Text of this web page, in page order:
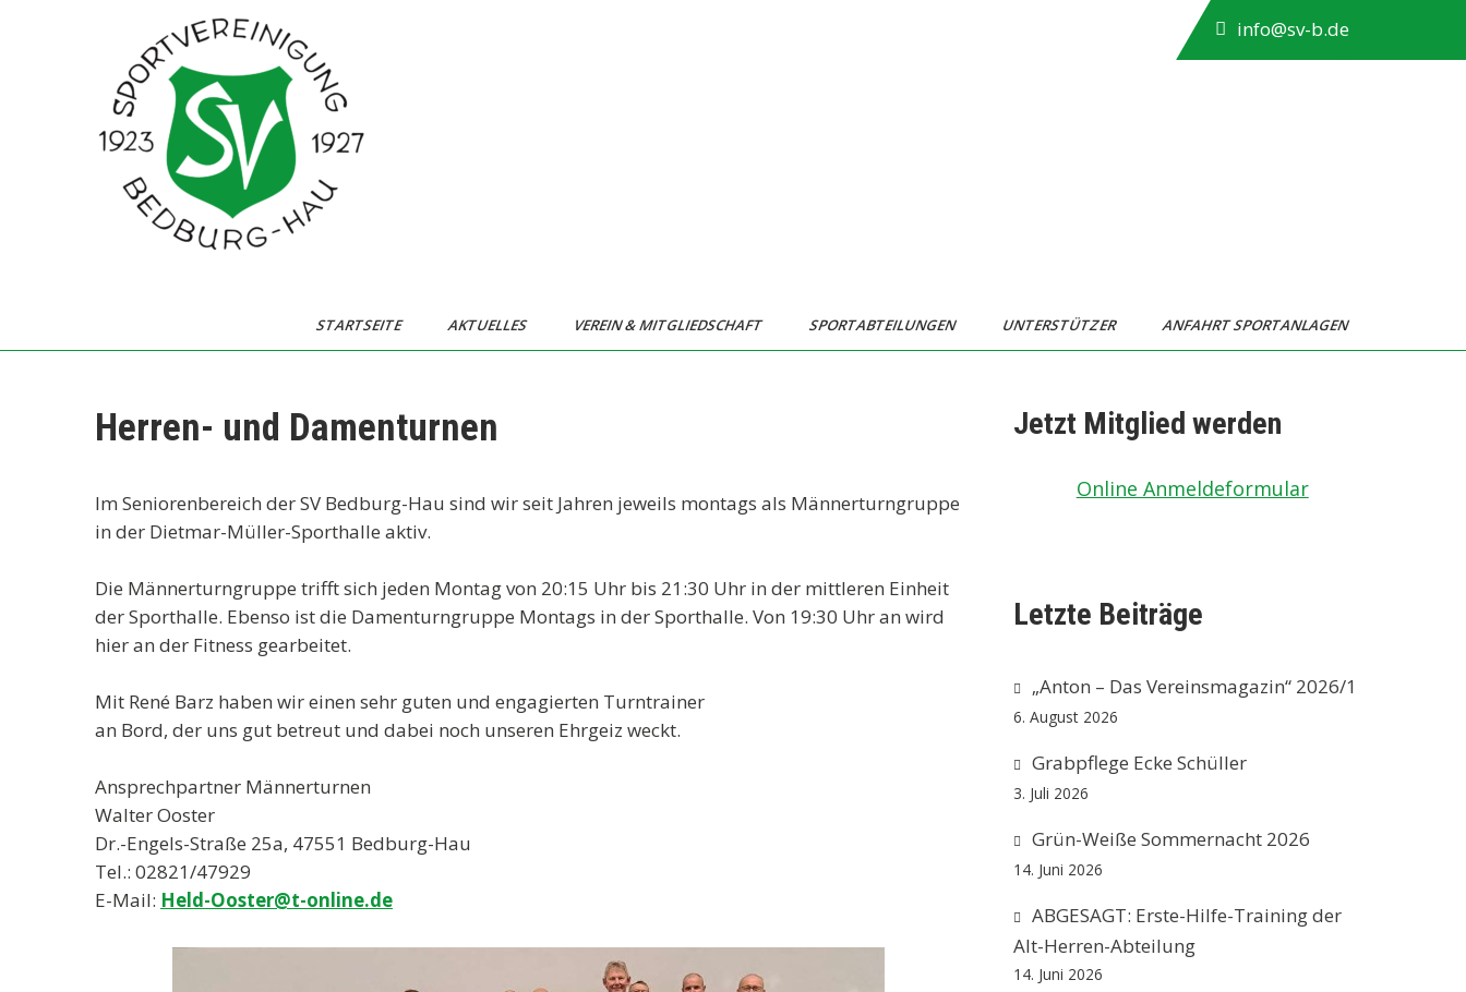
info@sv-b.de
STARTSEITE AKTUELLES VEREIN & MITGLIEDSCHAFT SPORTABTEILUNGEN UNTERSTÜTZER ANFAHRT SPORTANLAGEN
Herren- und Damenturnen
Im Seniorenbereich der SV Bedburg-Hau sind wir seit Jahren jeweils montags als Männerturngruppe
in der Dietmar-Müller-Sporthalle aktiv.
Die Männerturngruppe trifft sich jeden Montag von 20:15 Uhr bis 21:30 Uhr in der mittleren Einheit
der Sporthalle. Ebenso ist die Damenturngruppe Montags in der Sporthalle. Von 19:30 Uhr an wird
hier an der Fitness gearbeitet.
Mit René Barz haben wir einen sehr guten und engagierten Turntrainer
an Bord, der uns gut betreut und dabei noch unseren Ehrgeiz weckt.
Ansprechpartner Männerturnen
Walter Ooster
Dr.-Engels-Straße 25a, 47551 Bedburg-Hau
Tel.: 02821/47929
E-Mail: Held-Ooster@t-online.de
Jetzt Mitglied werden
Online Anmeldeformular
Letzte Beiträge
„Anton – Das Vereinsmagazin“ 2026/1
6. August 2026
Grabpflege Ecke Schüller
3. Juli 2026
Grün-Weiße Sommernacht 2026
14. Juni 2026
ABGESAGT: Erste-Hilfe-Training der
Alt-Herren-Abteilung
14. Juni 2026